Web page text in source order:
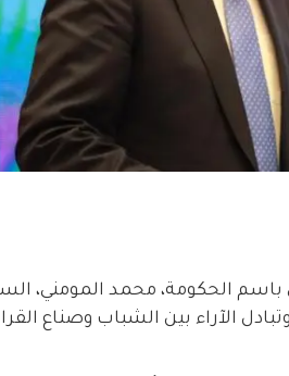
باسم الحكومة، محمد المومني،
وتبادل الآراء بين الشباب وصناع